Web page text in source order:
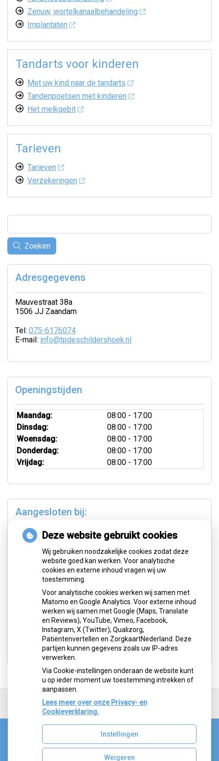
Zenuw, wortelkanaalbehandeling
Implantaten
Tandarts voor kinderen
Met uw kind naar de tandarts
Tandenpoetsen met kinderen
Het melkgebit
Tarieven
Tarieven
Verzekeringen
Zoeken
Adresgegevens
Mauvestraat 38a
1506 JJ Zaandam
Tel: 075-6176074
E-mail: info@tpdeschildershoek.nl
Openingstijden
Maandag:
08:00 - 17:00
Dinsdag:
08:00 - 17:00
Woensdag:
08:00 - 17:00
Donderdag:
08:00 - 17:00
Vrijdag:
08:00 - 17:00
Aangesloten bij:
de
Uw Zorg Online|Beheer
Deze website gebruikt cookies
Wij gebruiken noodzakelijke cookies zodat deze
website goed kan werken. Voor analytische
cookies en externe inhoud vragen wij uw
toestemming.
Voor analytische cookies werken wij samen met
Matomo en Google Analytics. Voor externe inhoud
werken wij samen met Google (Maps, Translate
en Reviews), YouTube, Vimeo, Facebook,
Instagram, X (Twitter), Qualizorg,
Patiëntenvertellen en ZorgkaartNederland. Deze
partijen kunnen gegevens zoals uw IP-adres
verwerken.
Via Cookie-instellingen onderaan de website kunt
u op ieder moment uw toestemming intrekken of
aanpassen.
Lees meer over onze Privacy- en
Cookieverklaring.
Instellingen
Weigeren